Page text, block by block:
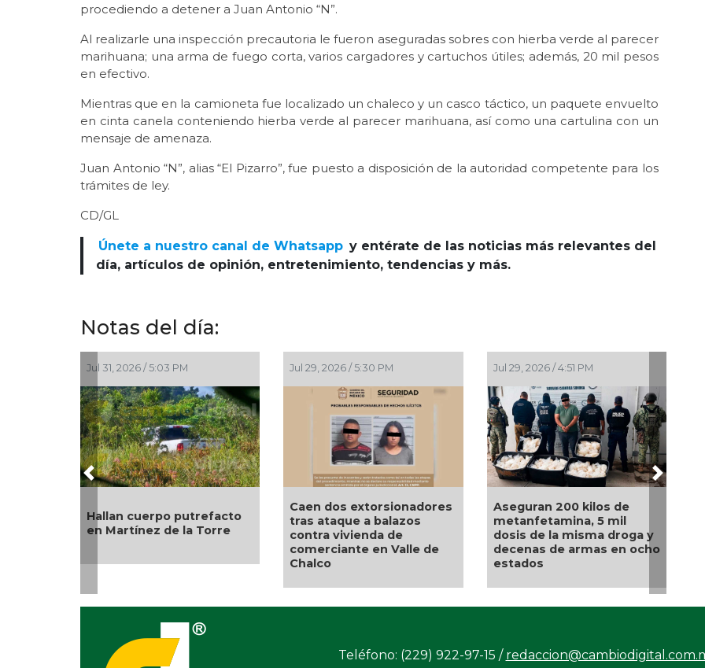
procediendo a detener a Juan Antonio “N”.
Al realizarle una inspección precautoria le fueron aseguradas sobres con hierba verde al parecer
marihuana; una arma de fuego corta, varios cargadores y cartuchos útiles; además, 20 mil pesos
en efectivo.
Mientras que en la camioneta fue localizado un chaleco y un casco táctico, un paquete envuelto
en cinta canela conteniendo hierba verde al parecer marihuana, así como una cartulina con un
mensaje de amenaza.
Juan Antonio “N”, alias “El Pizarro”, fue puesto a disposición de la autoridad competente para los
trámites de ley.
CD/GL
Únete a nuestro canal de Whatsapp y entérate de las noticias más relevantes del
día, artículos de opinión, entretenimiento, tendencias y más.
Notas del día:
Jul 31, 2026 / 5:03 PM
Hallan cuerpo putrefacto
en Martínez de la Torre
Jul 29, 2026 / 5:30 PM
Caen dos extorsionadores
tras ataque a balazos
contra vivienda de
comerciante en Valle de
Chalco
Jul 29, 2026 / 4:51 PM
Aseguran 200 kilos de
metanfetamina, 5 mil
dosis de la misma droga y
decenas de armas en ocho
estados
Previous Next
Teléfono: (229) 922-97-15 /